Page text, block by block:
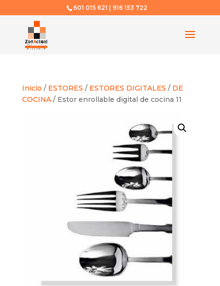
601 015 621 | 916 153 722
Inicio / ESTORES / ESTORES DIGITALES / DE
COCINA/ Estor enrollable digital de cocina 11